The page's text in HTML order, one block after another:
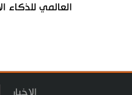
العالمي للذكاء
الاخبار